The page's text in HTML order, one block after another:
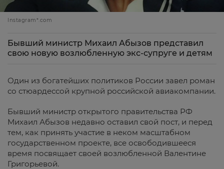
Instagram*.com
Бывший министр Михаил Абызов представил
свою новую возлюбленную экс-супруге и детям
Один из богатейших политиков России завел роман
со стюардессой крупной российской авиакомпании.
Бывший министр открытого правительства РФ
Михаил Абызов недавно оставил свой пост, и перед
тем, как принять участие в неком масштабном
государственном проекте, все освободившееся
время посвящает своей возлюбленной Валентине
Григорьевой.